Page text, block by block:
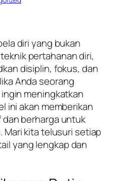
diri yang bukan
pertahanan diri,
disiplin, fokus, dan
Anda seorang
meningkatkan
ini akan memberikan
berharga untuk
Mari kita telusuri setiap
yang lengkap dan